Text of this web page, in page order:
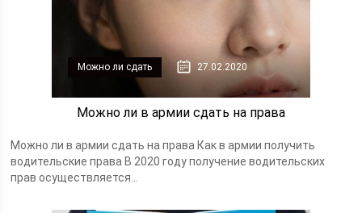
Можно ли сдать 27.02.2020
Можно ли в армии сдать на права
Можно ли в армии сдать на права Как в армии получить
водительские права В 2020 году получение водительских
прав осуществляется...